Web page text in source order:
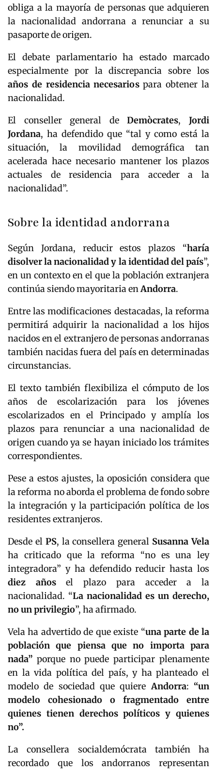
obliga a la mayoría de personas que adquieren
la nacionalidad andorrana a renunciar a su
pasaporte de origen.
El debate parlamentario ha estado marcado
especialmente por la discrepancia sobre los
años de residencia necesariospara obtener la
nacionalidad.
El conseller general deDemòcrates,Jordi
Jordana, ha defendido que “tal y como está la
situación, la movilidad demográfica tan
acelerada hace necesario mantener los plazos
actuales de residencia para acceder a la
nacionalidad”.
Sobre la identidad andorrana
Según Jordana, reducir estos plazos “haría
disolver la nacionalidad y la identidad del país”,
en un contexto en el que la población extranjera
continúa siendo mayoritaria en Andorra.
Entre las modificaciones destacadas, la reforma
permitirá adquirir la nacionalidad a los hijos
nacidos en el extranjero de personas andorranas
también nacidas fuera del país en determinadas
circunstancias.
El texto también flexibiliza el cómputo de los
años de escolarización para los jóvenes
escolarizados en el Principado y amplía los
plazos para renunciar a una nacionalidad de
origen cuando ya se hayan iniciado los trámites
correspondientes.
Pese a estos ajustes, la oposición considera que
la reforma no aborda el problema de fondo sobre
la integración y la participación política de los
residentes extranjeros.
Desde el PS, la consellera general Susanna Vela
ha criticado que la reforma “no es una ley
integradora” y ha defendido reducir hasta los
diez añosel plazo para acceder a la
nacionalidad. “La nacionalidad es un derecho,
no un privilegio”, ha afirmado.
Vela ha advertido de que existe “una parte de la
población que piensa que no importa para
nada” porque no puede participar plenamente
en la vida política del país, y ha planteado el
modelo de sociedad que quiere Andorra: “un
modelo cohesionado o fragmentado entre
quienes tienen derechos políticos y quienes
no”.
La consellera socialdemócrata también ha
recordado que los andorranos representan